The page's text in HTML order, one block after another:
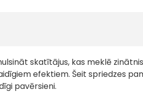
skatītājus, kas meklē
efektiem. Šeit spriedzes
pavērsieni.